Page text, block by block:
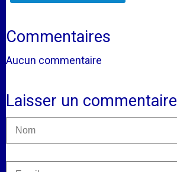
Commentaires
Aucun commentaire
Laisser un commentaire